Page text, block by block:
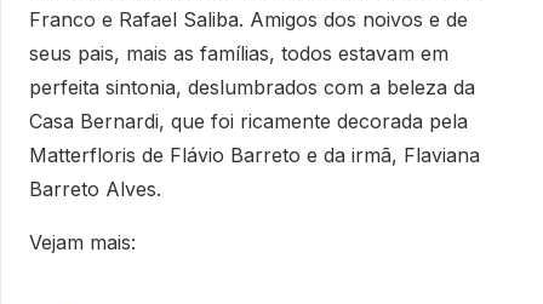
Franco e Rafael Saliba. Amigos dos noivos e de
seus pais, mais as famílias, todos estavam em
perfeita sintonia, deslumbrados com a beleza da
Casa Bernardi, que foi ricamente decorada pela
Matterfloris de Flávio Barreto e da irmã, Flaviana
Barreto Alves.
Vejam mais: